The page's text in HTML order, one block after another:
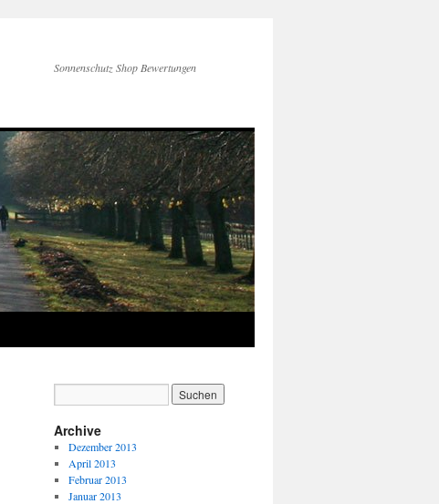
Sonnenschutz Shop Bewertungen
Archive
Dezember 2013
April 2013
Februar 2013
Januar 2013